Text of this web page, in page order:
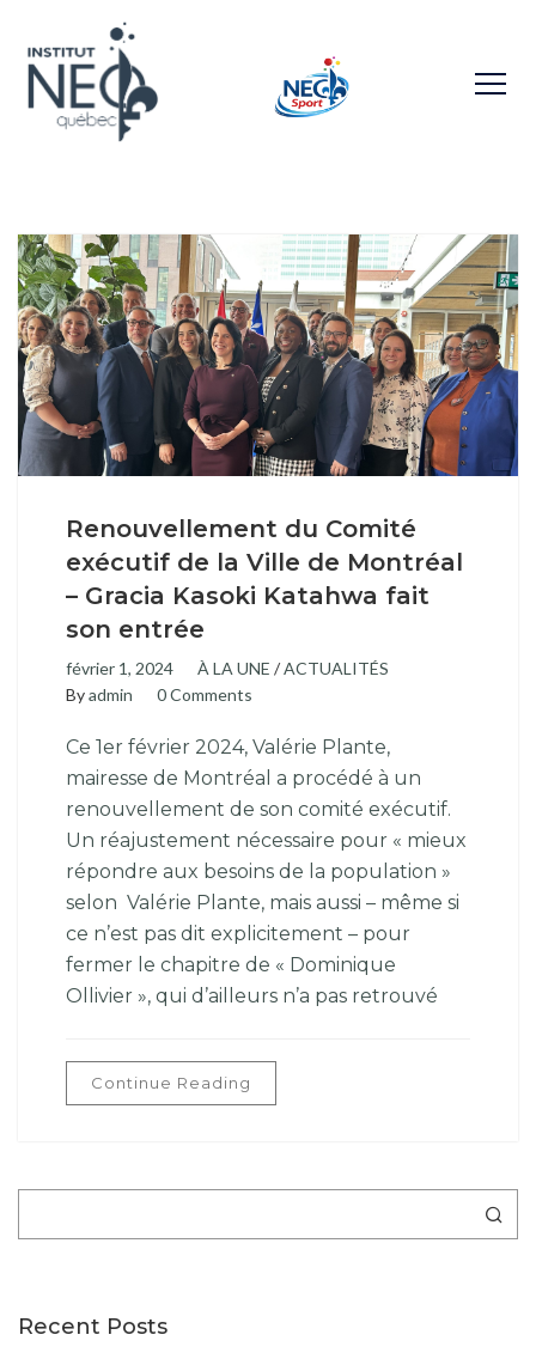
Renouvellement du Comité
exécutif de la Ville de Montréal
– Gracia Kasoki Katahwa fait
son entrée
février 1, 2024 À LA UNE /ACTUALITÉS
Byadmin 0 Comments
Ce 1er février 2024, Valérie Plante,
mairesse de Montréal a procédé à un
renouvellement de son comité exécutif.
Un réajustement nécessaire pour « mieux
répondre aux besoins de la population »
selon Valérie Plante, mais aussi – même si
ce n’est pas dit explicitement – pour
fermer le chapitre de « Dominique
Ollivier », qui d’ailleurs n’a pas retrouvé
Continue Reading
Recent Posts